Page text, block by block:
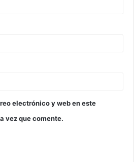
electrónico y web en este
vez que comente.